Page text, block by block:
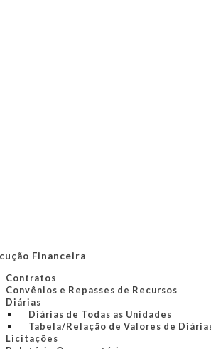
Financeira
Contratos
Convênios e Repasses de Recursos
Diárias
Diárias de Todas as Unidades
Tabela/Relação de Valores de
Licitações